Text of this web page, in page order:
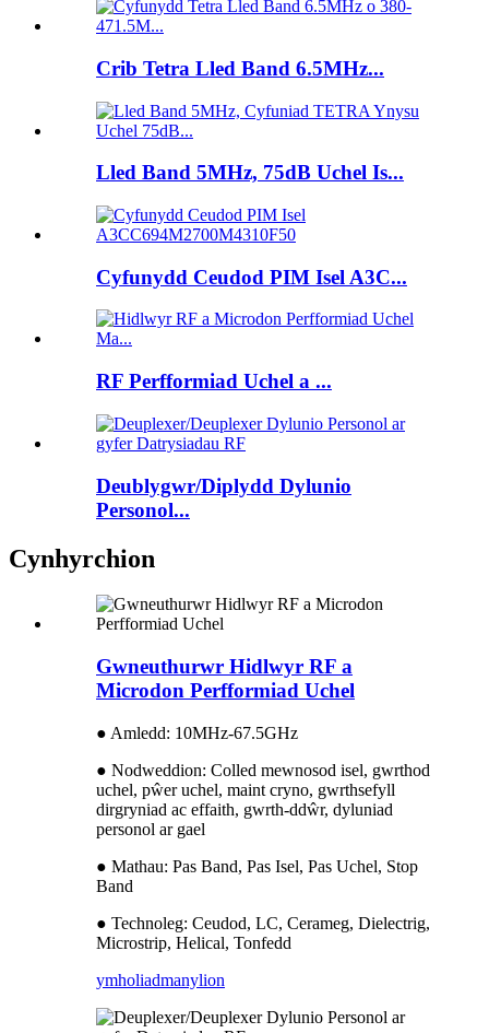
Crib Tetra Lled Band 6.5MHz...
Lled Band 5MHz, 75dB Uchel Is...
Cyfunydd Ceudod PIM Isel A3C...
RF Perfformiad Uchel a ...
Deublygwr/Diplydd Dylunio
Personol...
Cynhyrchion
Gwneuthurwr Hidlwyr RF a
Microdon Perfformiad Uchel
● Amledd: 10MHz-67.5GHz
● Nodweddion: Colled mewnosod isel, gwrthod
uchel, pŵer uchel, maint cryno, gwrthsefyll
dirgryniad ac effaith, gwrth-ddŵr, dyluniad
personol ar gael
● Mathau: Pas Band, Pas Isel, Pas Uchel, Stop
Band
● Technoleg: Ceudod, LC, Cerameg, Dielectrig,
Microstrip, Helical, Tonfedd
ymholiadmanylion